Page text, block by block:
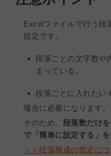
Excelファイルで行う段
指定です。
段落ごとの文字数や
まっている。
段落ごとに入れたい
場合に必要になります。
そのため、 段落数だけ
で「簡単に設定する」
＞＞段落構成の指定に